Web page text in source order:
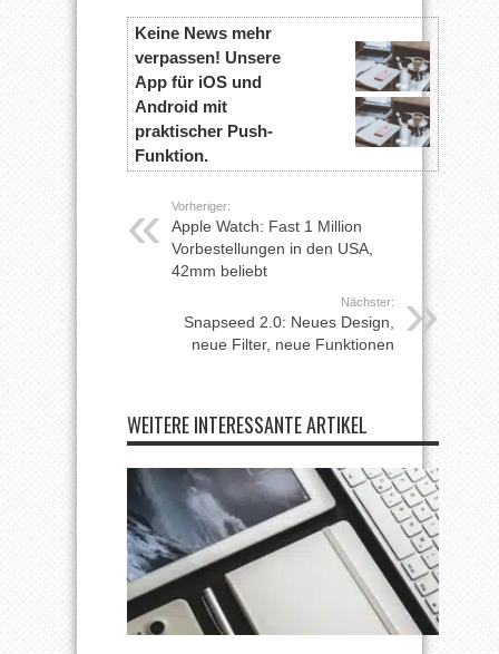
Keine News mehr
verpassen! Unsere
App für iOS und
Android mit
praktischer Push-
Funktion.
Vorheriger:
Apple Watch: Fast 1 Million
Vorbestellungen in den USA,
42mm beliebt
Nächster:
Snapseed 2.0: Neues Design,
neue Filter, neue Funktionen
WEITERE INTERESSANTE ARTIKEL